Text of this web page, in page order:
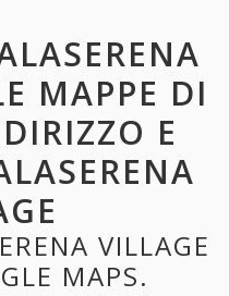
MAPPE DI
E
VILLAGE
MAPS.